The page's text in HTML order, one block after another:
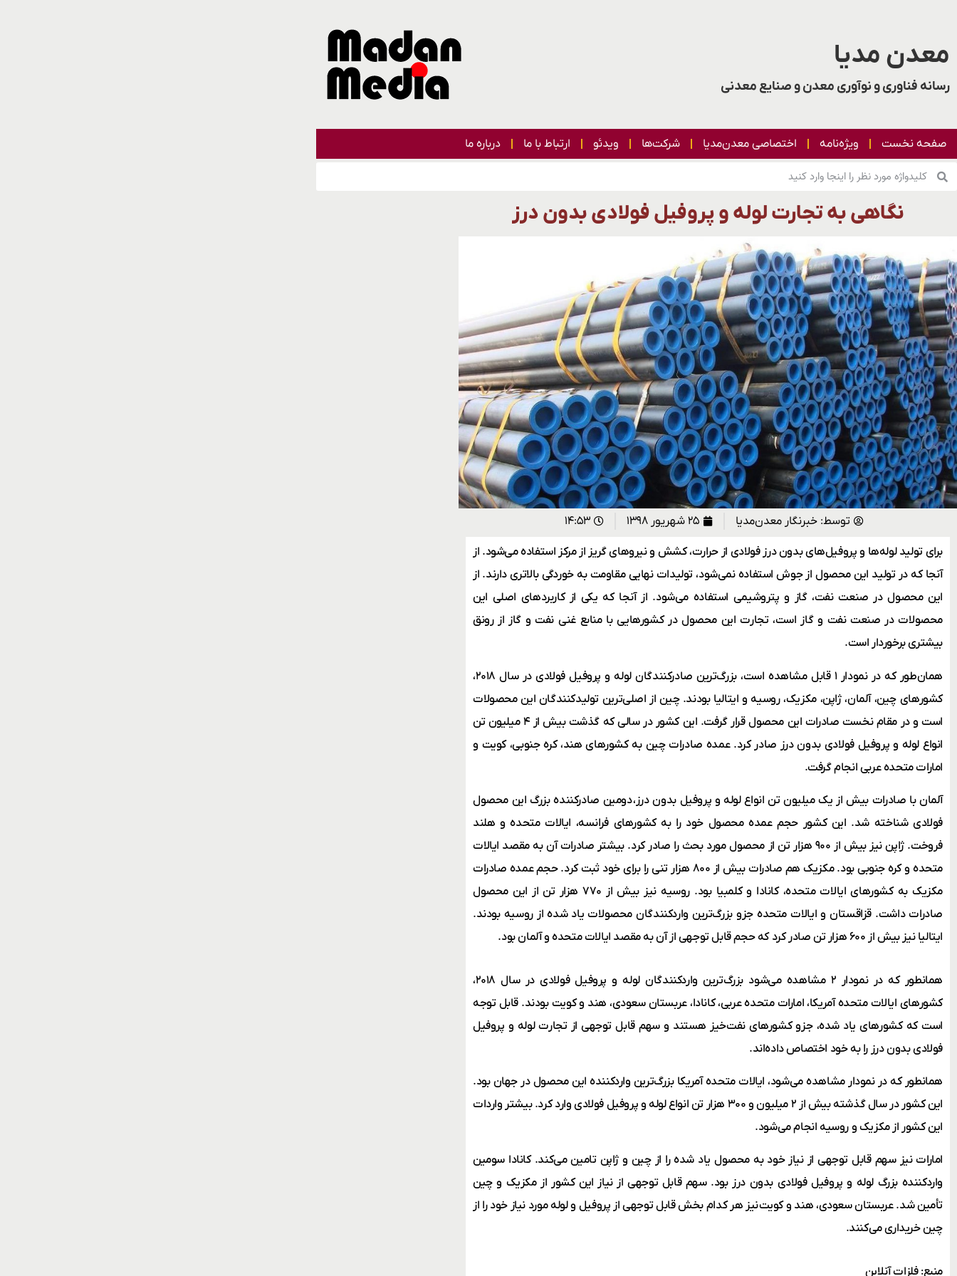
معدن مدیا
رسانه فناوری و نوآوری معدن و صنایع معدنی
صفحه نخست ویژه‌نامه اختصاصی معدن‌مدیا شرکت‌ها ویدئو ارتباط با ما درباره ما
نگاهی به تجارت لوله و پروفیل فولادی بدون درز
توسط: خبرنگار معدن‌مدیا ۲۵ شهریور ۱۳۹۸ ۱۴:۵۳
برای تولید لوله‌ها و پروفیل‌های بدون درز فولادی از حرارت، کشش و نیروهای گریز از مرکز استفاده می‌شود. از
آنجا که در تولید این محصول از جوش استفاده نمی‌شود، تولیدات نهایی مقاومت به خوردگی بالاتری دارند. از
این محصول در صنعت نفت، گاز و پتروشیمی استفاده می‌شود. از آنجا که یکی از کاربردهای اصلی این
محصولات در صنعت نفت و گاز است، تجارت این محصول در کشورهایی با منابع غنی نفت و گاز از رونق
بیشتری برخوردار است.
همان‌طور که در نمودار ۱ قابل مشاهده است، بزرگ‌ترین صادرکنندگان لوله و پروفیل فولادی در سال ۲۰۱۸،
کشورهای چین، آلمان، ژاپن، مکزیک، روسیه و ایتالیا بودند. چین از اصلی‌ترین تولیدکنندگان این محصولات
است و در مقام نخست صادرات این محصول قرار گرفت. این کشور در سالی که گذشت بیش از ۴ میلیون تن
انواع لوله و پروفیل فولادی بدون درز صادر کرد. عمده صادرات چین به کشورهای هند، کره جنوبی، کویت و
امارات متحده عربی انجام گرفت.
آلمان با صادرات بیش از یک میلیون تن انواع لوله و پروفیل بدون درز، دومین صادرکننده بزرگ این محصول
فولادی شناخته شد. این کشور حجم عمده محصول خود را به کشورهای فرانسه، ایالات متحده و هلند
فروخت. ژاپن نیز بیش از ۹۰۰ هزار تن از محصول مورد بحث را صادر کرد. بیشتر صادرات آن به مقصد ایالات
متحده و کره جنوبی بود. مکزیک هم صادرات بیش از ۸۰۰ هزار تنی را برای خود ثبت کرد. حجم عمده صادرات
مکزیک به کشورهای ایالات متحده، کانادا و کلمبیا بود. روسیه نیز بیش از ۷۷۰ هزار تن از این محصول
صادرات داشت. قزاقستان و ایالات متحده جزو بزرگ‌ترین واردکنندگان محصولات یاد شده از روسیه بودند.
ایتالیا نیز بیش از ۶۰۰ هزار تن صادر کرد که حجم قابل توجهی از آن به مقصد ایالات متحده و آلمان بود.
همانطور که در نمودار ۲ مشاهده می‌شود بزرگ‌ترین واردکنندگان لوله و پروفیل فولادی در سال ۲۰۱۸،
کشورهای ایالات متحده آمریکا، امارات متحده عربی، کانادا، عربستان سعودی، هند و کویت بودند. قابل توجه
است که کشورهای یاد شده، جزو کشورهای نفت‌خیز هستند و سهم قابل توجهی از تجارت لوله و پروفیل
فولادی بدون درز را به خود اختصاص داده‌اند.
همانطور که در نمودار مشاهده می‌شود، ایالات متحده آمریکا بزرگ‌ترین واردکننده این محصول در جهان بود.
این کشور در سال گذشته بیش از ۲ میلیون و ۳۰۰ هزار تن انواع لوله و پروفیل فولادی وارد کرد. بیشتر واردات
این کشور از مکزیک و روسیه انجام می‌شود.
امارات نیز سهم قابل توجهی از نیاز خود به محصول یاد شده را از چین و ژاپن تامین می‌کند. کانادا سومین
واردکننده بزرگ لوله و پروفیل فولادی بدون درز بود. سهم قابل توجهی از نیاز این کشور از مکزیک و چین
تأمین شد. عربستان سعودی، هند و کویت نیز هر کدام بخش قابل توجهی از پروفیل و لوله مورد نیاز خود را از
چین خریداری می‌کنند.
منبع: فلزات آنلاین